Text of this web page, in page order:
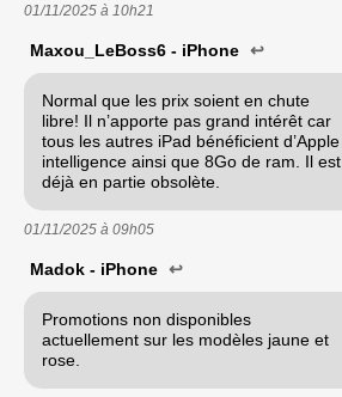
01/11/2025 à 10h21
Maxou_LeBoss6 - iPhone ↩
Normal que les prix soient en chute
libre! Il n’apporte pas grand intérêt car
tous les autres iPad bénéficient d’Apple
intelligence ainsi que 8Go de ram. Il est
déjà en partie obsolète.
01/11/2025 à 09h05
Madok - iPhone ↩
Promotions non disponibles
actuellement sur les modèles jaune et
rose.